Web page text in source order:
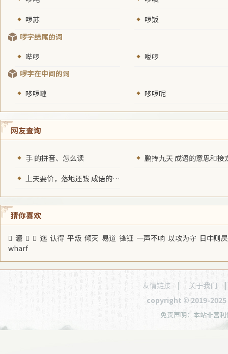
啰苏
啰饭
啰字结尾的词
哔啰
喽啰
啰字在中间的词
哆啰嗹
哆啰呢
网友查询
手 的拼音、怎么读
鹏抟九天 成语的意思和接
上天要价，落地还钱 成语的意思和接龙
猜你喜欢
𡙕 灋 孨 𠪜 迤 认得 平叛 倾灭 易道 锋钲 一声不响 以攻为守 日中则
wharf
友情链接 | 关于我们
copyright © 2019-2025
免责声明：本站非营